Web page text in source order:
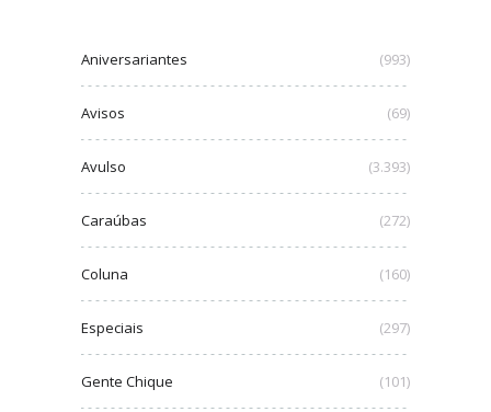
Aniversariantes (993)
Avisos (69)
Avulso (3.393)
Caraúbas (272)
Coluna (160)
Especiais (297)
Gente Chique (101)